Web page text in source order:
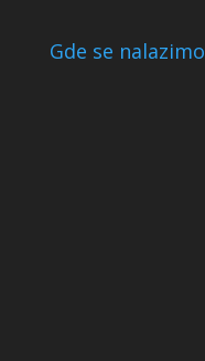
Gde se nalazimo